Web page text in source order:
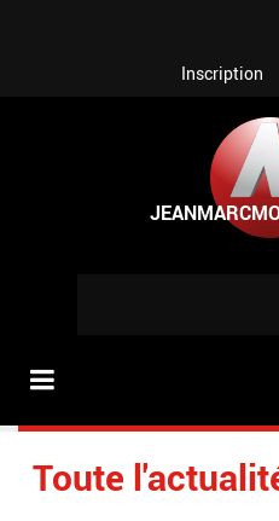
Inscription
Toute